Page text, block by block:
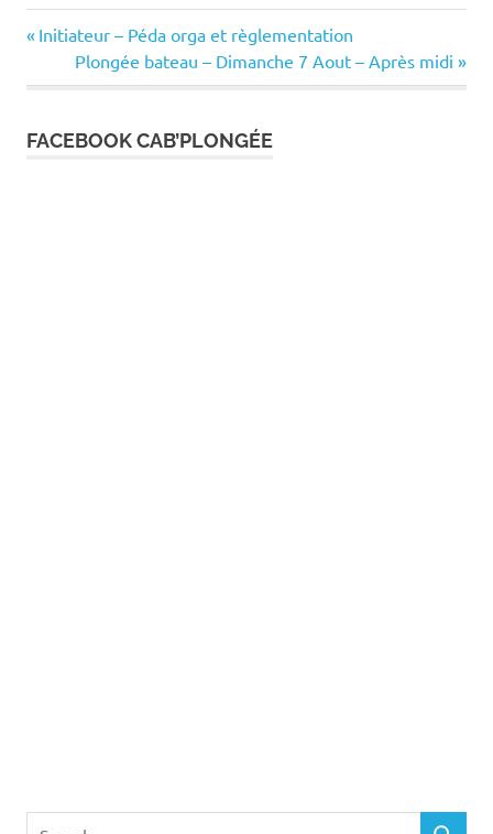
Navigation
de
l’article
Previous
Post:
Initiateur – Péda orga et règlementation
Next
Post:
Plongée bateau – Dimanche 7 Aout – Après midi
FACEBOOK CAB’PLONGÉE